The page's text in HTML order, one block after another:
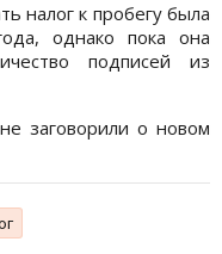
налог к пробегу была
однако пока она
подписей из
заговорили о новом